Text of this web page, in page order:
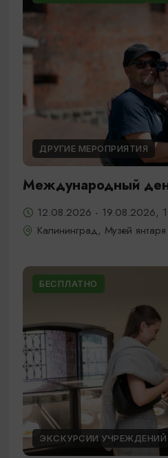
ДРУГИЕ МЕРОПРИЯТИЯ
Международный
12.08.2026 - 19.08.2026,
Калининград, Музей янтаря
БЕСПЛАТНО
ЭКСКУРСИИ УЧРЕЖДЕНИЙ